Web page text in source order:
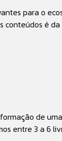
para o
conteúdos é
de
entre 3 a 6